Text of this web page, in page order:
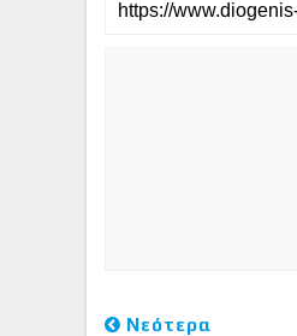
Νεότερα